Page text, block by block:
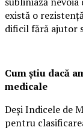
există o
dificil fără ajutor
Cum știu dacă
medicale
Deși Indicele de
pentru